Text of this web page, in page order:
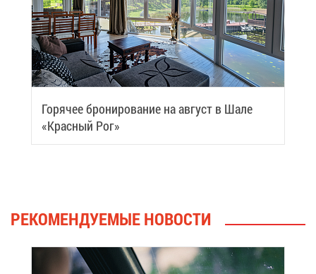
Го­ря­чее бро­ни­ро­ва­ние на ав­густ в Ша­ле
«Крас­ный Рог»
РЕ­КО­МЕН­ДУ­Е­МЫЕ НО­ВО­СТИ